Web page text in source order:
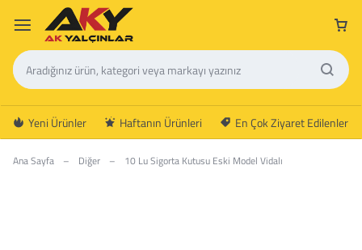
Yeni Ürünler Haftanın Ürünleri En Çok Ziyaret Edilenler
Ana Sayfa – Diğer – 10 Lu Sigorta Kutusu Eski Model Vidalı